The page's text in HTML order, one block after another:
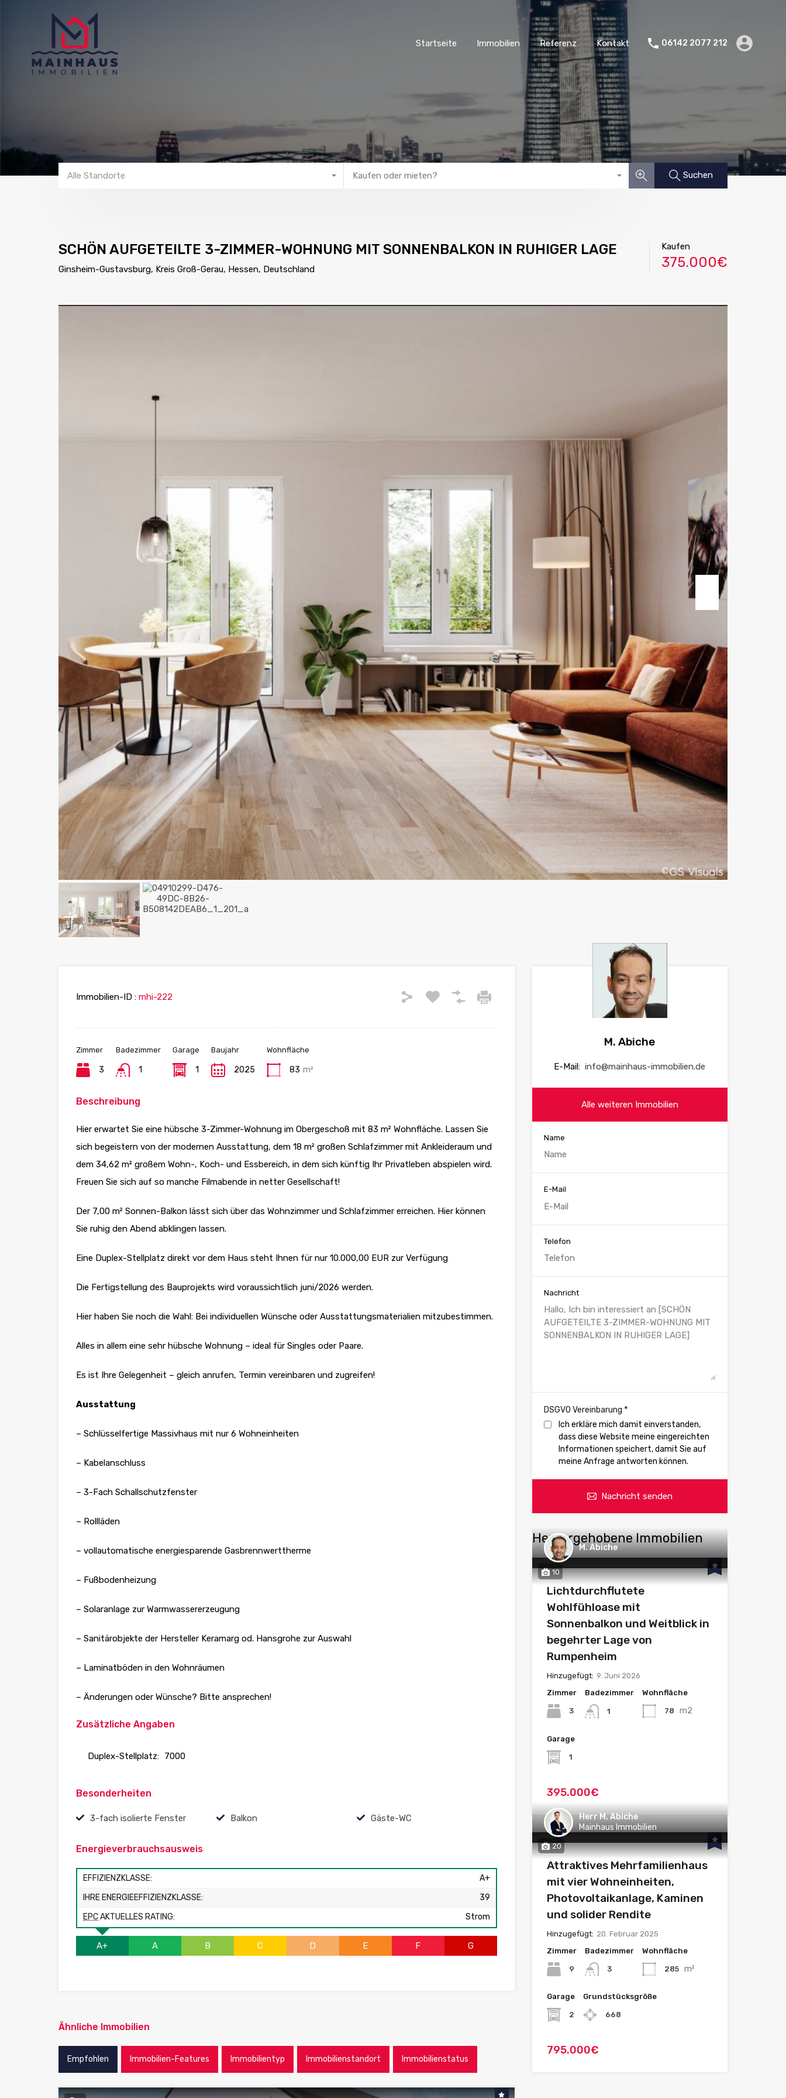
Startseite Immobilien
Startseite
Immobilien Referenz Kontakt 06142 2077 212
Alle Standorte Kaufen oder mieten? Suchen
SCHÖN AUFGETEILTE 3-ZIMMER-WOHNUNG MIT SONNENBALKON IN RUHIGER LAGE
Ginsheim-Gustavsburg, Kreis Groß-Gerau, Hessen, Deutschland
Kaufen
375.000€
Immobilien-ID : mhi-222
Zimmer
3
Badezimmer
1
Garage
1
Baujahr
2025
Wohnfläche
83 m²
Beschreibung
Hier erwartet Sie eine hübsche 3-Zimmer-Wohnung im Obergeschoß mit 83 m² Wohnfläche. Lassen Sie
sich begeistern von der modernen Ausstattung, dem 18 m² großen Schlafzimmer mit Ankleideraum und
dem 34,62 m² großem Wohn-, Koch- und Essbereich, in dem sich künftig Ihr Privatleben abspielen wird.
Freuen Sie sich auf so manche Filmabende in netter Gesellschaft!
Der 7,00 m² Sonnen-Balkon lässt sich über das Wohnzimmer und Schlafzimmer erreichen. Hier können
Sie ruhig den Abend abklingen lassen.
Eine Duplex-Stellplatz direkt vor dem Haus steht Ihnen für nur 10.000,00 EUR zur Verfügung
Die Fertigstellung des Bauprojekts wird voraussichtlich juni/2026 werden.
Hier haben Sie noch die Wahl: Bei individuellen Wünsche oder Ausstattungsmaterialien mitzubestimmen.
Alles in allem eine sehr hübsche Wohnung – ideal für Singles oder Paare.
Es ist Ihre Gelegenheit – gleich anrufen, Termin vereinbaren und zugreifen!
Ausstattung
– Schlüsselfertige Massivhaus mit nur 6 Wohneinheiten
– Kabelanschluss
– 3-Fach Schallschutzfenster
– Rollläden
– vollautomatische energiesparende Gasbrennwerttherme
– Fußbodenheizung
– Solaranlage zur Warmwassererzeugung
– Sanitärobjekte der Hersteller Keramarg od. Hansgrohe zur Auswahl
– Laminatböden in den Wohnräumen
– Änderungen oder Wünsche? Bitte ansprechen!
Zusätzliche Angaben
Duplex-Stellplatz: 7000
Besonderheiten
3-fach isolierte Fenster Balkon Gäste-WC
Energieverbrauchsausweis
EFFIZIENZKLASSE:
A+
IHRE ENERGIEEFFIZIENZKLASSE:
39
EPCAKTUELLES RATING: Strom
A+ A B C D E F G
Ähnliche Immobilien
Empfohlen Immobilien-Features Immobilientyp Immobilienstandort Immobilienstatus
M. Abiche
E-Mail: info@mainhaus-immobilien.de
Alle weiteren Immobilien
Name
E-Mail
Telefon
Nachricht
DSGVO Vereinbarung *
Ich erkläre mich damit einverstanden,
dass diese Website meine eingereichten
Informationen speichert, damit Sie auf
meine Anfrage antworten können.
Nachricht senden
Hervorgehobene Immobilien
10
M. Abiche
Lichtdurchflutete
Wohlfühloase mit
Sonnenbalkon und Weitblick in
begehrter Lage von
Rumpenheim
Hinzugefügt: 9. Juni 2026
Zimmer
3
Badezimmer
1
Wohnfläche
78 m2
Garage
1
395.000€
20
Herr M. Abiche
Mainhaus Immobilien
Attraktives Mehrfamilienhaus
mit vier Wohneinheiten,
Photovoltaikanlage, Kaminen
und solider Rendite
Hinzugefügt: 20. Februar 2025
Zimmer
9
Badezimmer
3
Wohnfläche
285 m²
Garage
2
Grundstücksgröße
668
795.000€